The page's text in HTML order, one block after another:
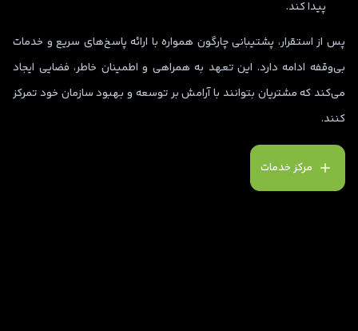
پیدا کند.
پس از استقرار، پشتیبانی چارگون همواره با ارائه پاسخ‌های سریع و خدمات
بی‌وقفه ادامه دارد. این تعهد به همراهی و اطمینان خاطر، فضایی ایجاد
می‌کند که مشتریان بتوانند با آرامش بر توسعه و بهبود سازمان خود تمرکز
کنند.
مرکز خدمات